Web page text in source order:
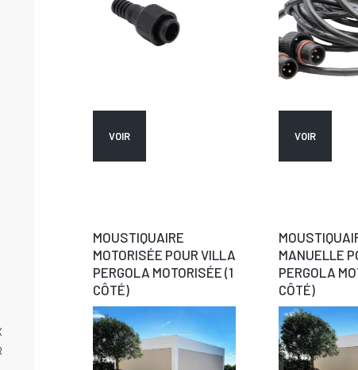
VOIR VOIR
MOUSTIQUAIRE
MOTORISÉE POUR VILLA
PERGOLA MOTORISÉE (1
CÔTÉ)
MANUELLE
PERGOLA
CÔTÉ)